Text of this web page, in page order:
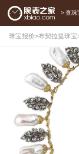
> 查珠
珠宝报价>布契拉提珠宝